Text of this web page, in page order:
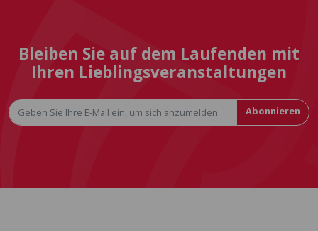
Bleiben Sie auf dem Laufenden mit
Ihren Lieblingsveranstaltungen
Abonnieren